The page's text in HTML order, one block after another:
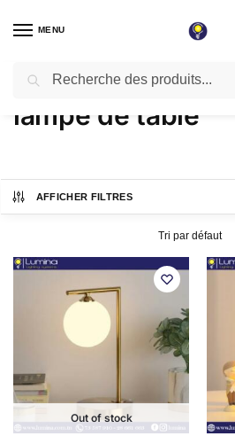
MENU
Accueil / Produits identifiés “lampe de table”
lampe de table
AFFICHER FILTRES
Out of stock